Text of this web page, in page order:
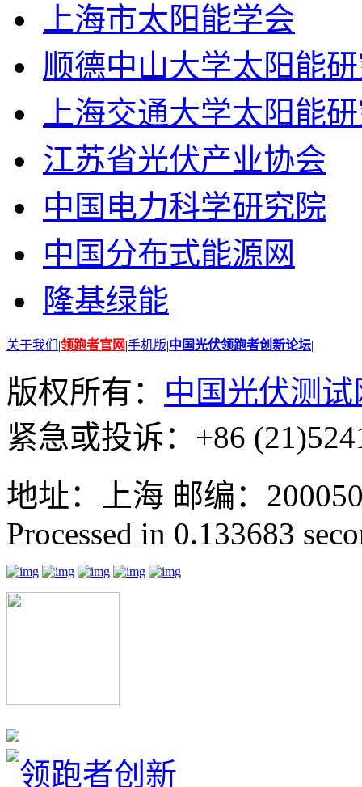
上海市太阳能学会
顺德中山大学太阳能
上海交通大学太阳能
江苏省光伏产业协会
中国电力科学研究院
中国分布式能源网
隆基绿能
关于我们 |领跑者官网|手机版|中国光伏领跑者创新论坛|
版权所有： 中国光伏测试
紧急或投诉：+86
地址：上海 邮编：
Processed in 0.133683